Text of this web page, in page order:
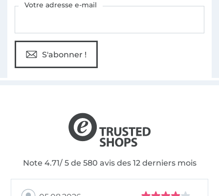
Votre adresse e-mail
S'abonner !
Note 4.71/ 5 de 580 avis des 12 derniers mois